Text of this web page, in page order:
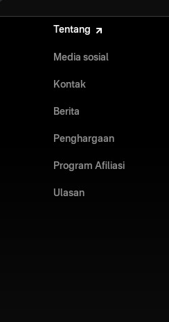
Tentang
Media sosial
Kontak
Berita
Penghargaan
Program Afiliasi
Ulasan